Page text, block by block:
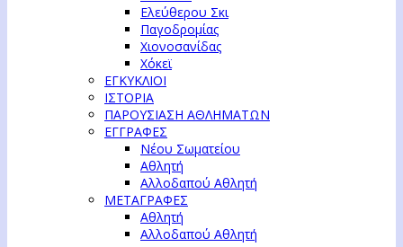
Ελεύθερου Σκι
Παγοδρομίας
Χιονοσανίδας
Χόκεϊ
ΕΓΚΥΚΛΙΟΙ
ΙΣΤΟΡΙΑ
ΠΑΡΟΥΣΙΑΣΗ ΑΘΛΗΜΑΤΩΝ
ΕΓΓΡΑΦΕΣ
Νέου Σωματείου
Αθλητή
Αλλοδαπού Αθλητή
ΜΕΤΑΓΡΑΦΕΣ
Αθλητή
Αλλοδαπού Αθλητή